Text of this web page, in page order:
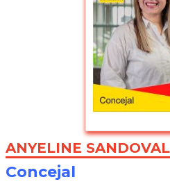
ANYELINE
Concejal